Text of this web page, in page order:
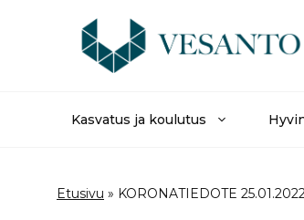
Kasvatus ja koulutus
Etusivu » KORONATIEDOTE